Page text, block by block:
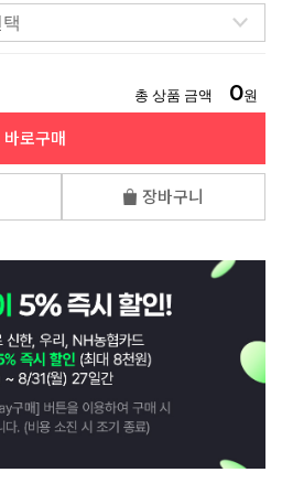
총 상품 금액 0원
바로구매
장바구니